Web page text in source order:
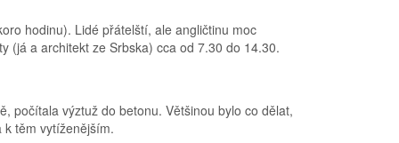
hodinu). Lidé přátelští, ale angličtinu moc
(já a architekt ze Srbska) cca od 7.30 do 14.30.
počítala výztuž do betonu. Většinou bylo co dělat,
k těm vytíženějším.